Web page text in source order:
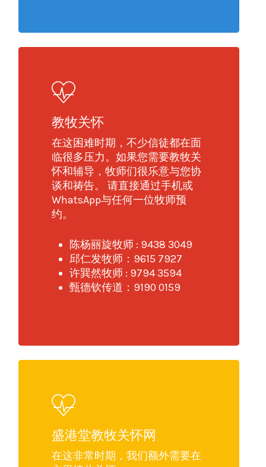
教牧关怀
在这困难时期，不少信徒都在面
临很多压力。如果您需要教牧关
怀和辅导，牧师们很乐意与您协
谈和祷告。 请直接通过手机或
WhatsApp与任何一位牧师预
约。
陈杨丽旋牧师 : 9438 3049
邱仁发牧师：9615 7927
许巽然牧师 : 9794 3594
甄德钦传道：9190 0159
盛港堂教牧关怀网
在这非常时期，我们额外需要在